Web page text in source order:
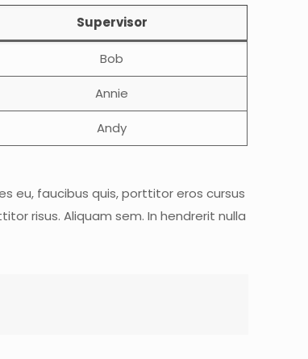
Supervisor
Bob
Annie
Andy
eu, faucibus quis, porttitor eros cursus
risus. Aliquam sem. In hendrerit nulla